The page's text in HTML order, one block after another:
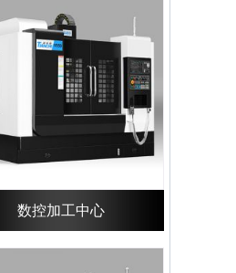
数控加工中心